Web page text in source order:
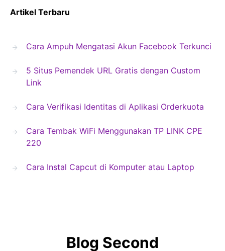
Artikel Terbaru
Cara Ampuh Mengatasi Akun Facebook Terkunci
5 Situs Pemendek URL Gratis dengan Custom
Link
Cara Verifikasi Identitas di Aplikasi Orderkuota
Cara Tembak WiFi Menggunakan TP LINK CPE
220
Cara Instal Capcut di Komputer atau Laptop
Blog Second